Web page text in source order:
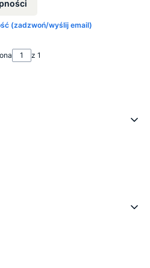
(zadzwoń/wyślij email)
z 1